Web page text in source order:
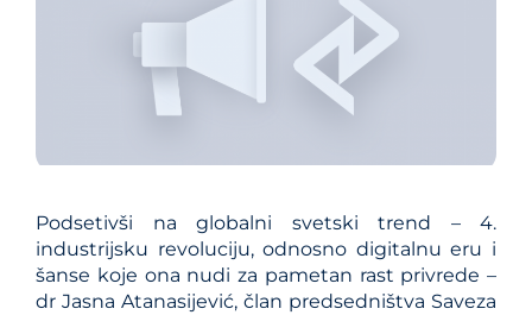
Podsetivši na globalni svetski trend – 4.
industrijsku revoluciju, odnosno digitalnu eru i
šanse koje ona nudi za pametan rast privrede –
dr Jasna Atanasijević, član predsedništva Saveza